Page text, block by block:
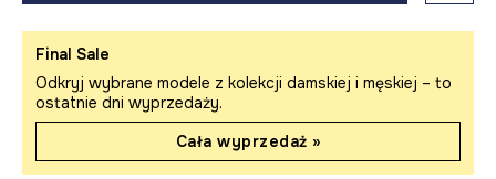
Final Sale
Odkryj wybrane modele z kolekcji damskiej i męskiej – to
ostatnie dni wyprzedaży.
Cała wyprzedaż »